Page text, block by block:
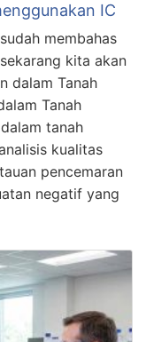
IC
membahas
kita akan
dalam Tanah
Tanah
tanah
kualitas
pencemaran
negatif yang